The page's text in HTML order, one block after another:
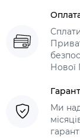
Ми